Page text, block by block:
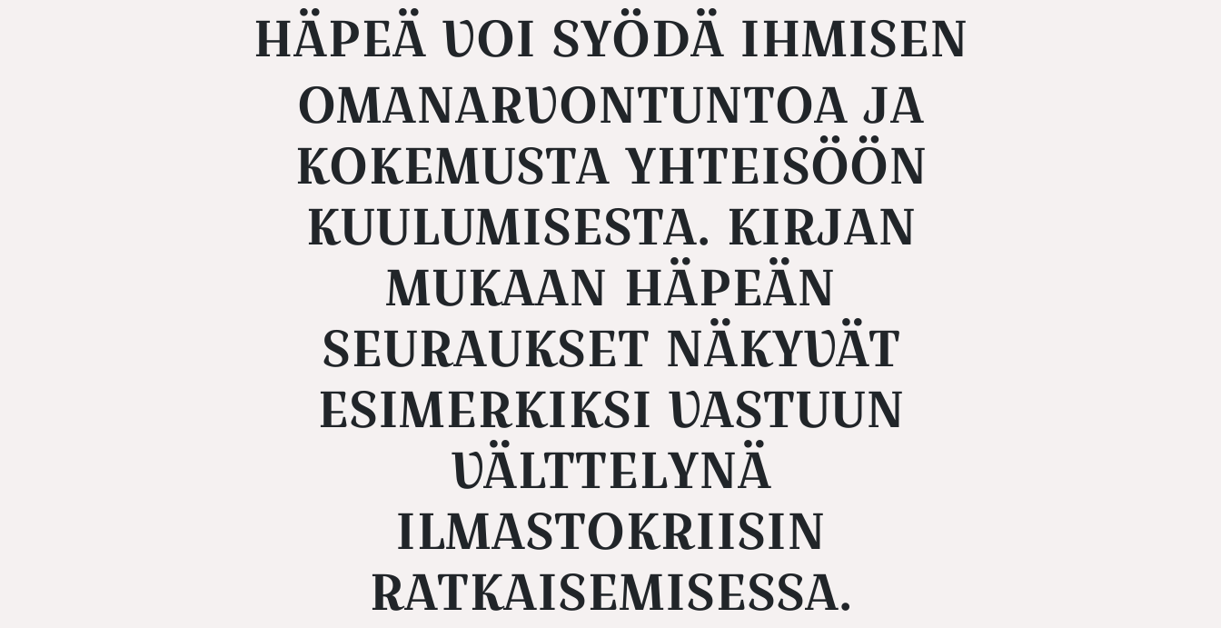
HÄPEÄ VOI SYÖDÄ IHMISEN
OMANARVONTUNTOA JA
KOKEMUSTA YHTEISÖÖN
KUULUMISESTA. KIRJAN
MUKAAN HÄPEÄN
SEURAUKSET NÄKYVÄT
ESIMERKIKSI VASTUUN
VÄLTTELYNÄ
ILMASTOKRIISIN
RATKAISEMISESSA.